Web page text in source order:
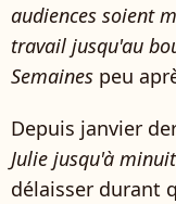
audiences soient
travail jusqu'au
Semaines peu
Depuis janvier
Julie jusqu'à minuit
délaisser durant